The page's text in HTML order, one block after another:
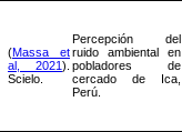
(Massa et
al, 2021).
Scielo.
Percepción del
ruido ambiental en
pobladores de
cercado de Ica,
Perú.